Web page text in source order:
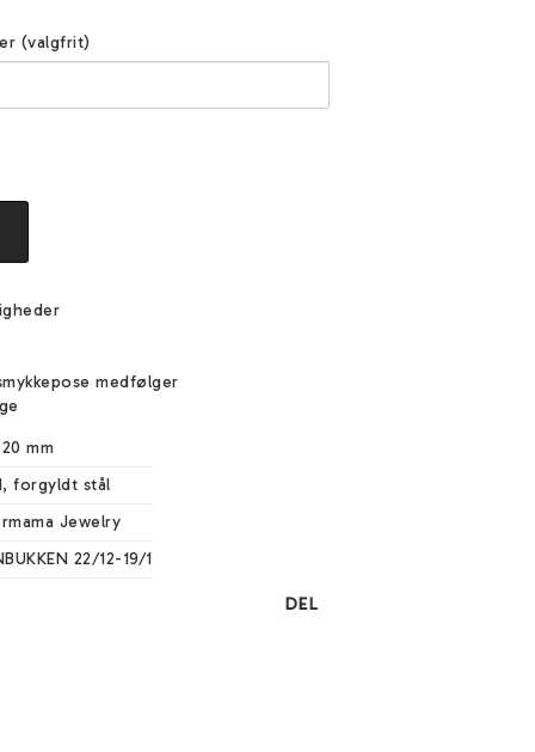
(valgfrit)
medfølger
mm
forgyldt stål
Jewelry
22/12-19/1
DEL